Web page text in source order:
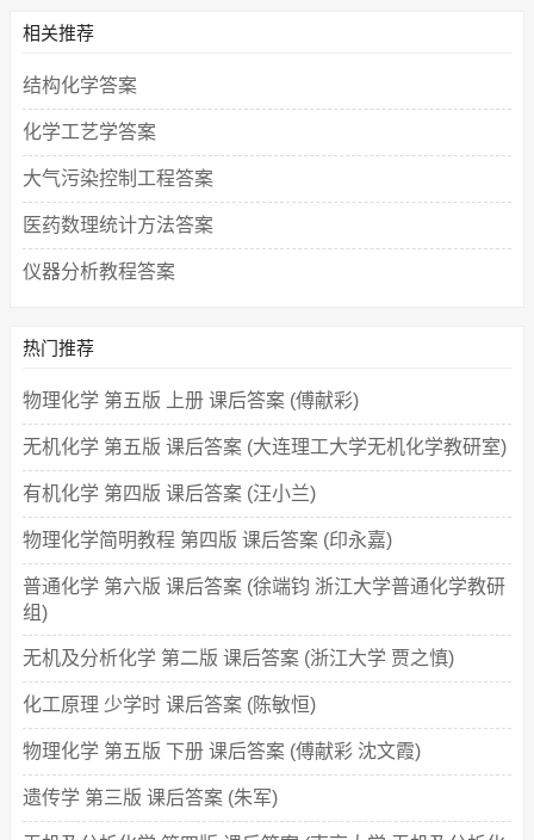
相关推荐
结构化学答案
化学工艺学答案
大气污染控制工程答案
医药数理统计方法答案
仪器分析教程答案
热门推荐
物理化学 第五版 上册 课后答案 (傅献彩)
无机化学 第五版 课后答案 (大连理工大学无机化学教研室)
有机化学 第四版 课后答案 (汪小兰)
物理化学简明教程 第四版 课后答案 (印永嘉)
普通化学 第六版 课后答案 (徐端钧 浙江大学普通化学教研
组)
无机及分析化学 第二版 课后答案 (浙江大学 贾之慎)
化工原理 少学时 课后答案 (陈敏恒)
物理化学 第五版 下册 课后答案 (傅献彩 沈文霞)
遗传学 第三版 课后答案 (朱军)